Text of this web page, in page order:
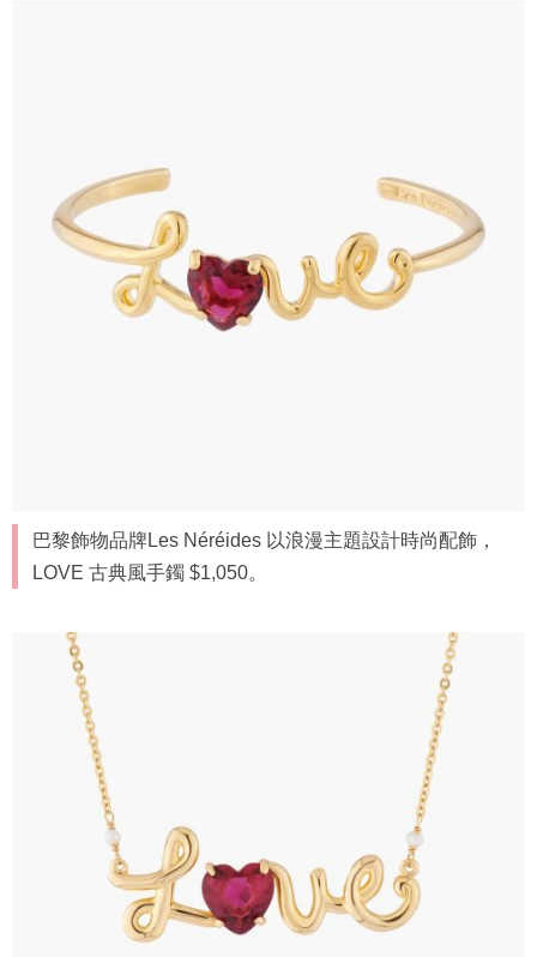
巴黎飾物品牌Les Néréides 以浪漫主題設計時尚配飾，
LOVE 古典風手鐲 $1,050。